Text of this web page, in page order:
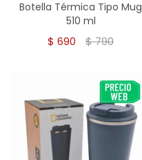
Botella Térmica Tipo Mug
510 ml
$ 690 $790